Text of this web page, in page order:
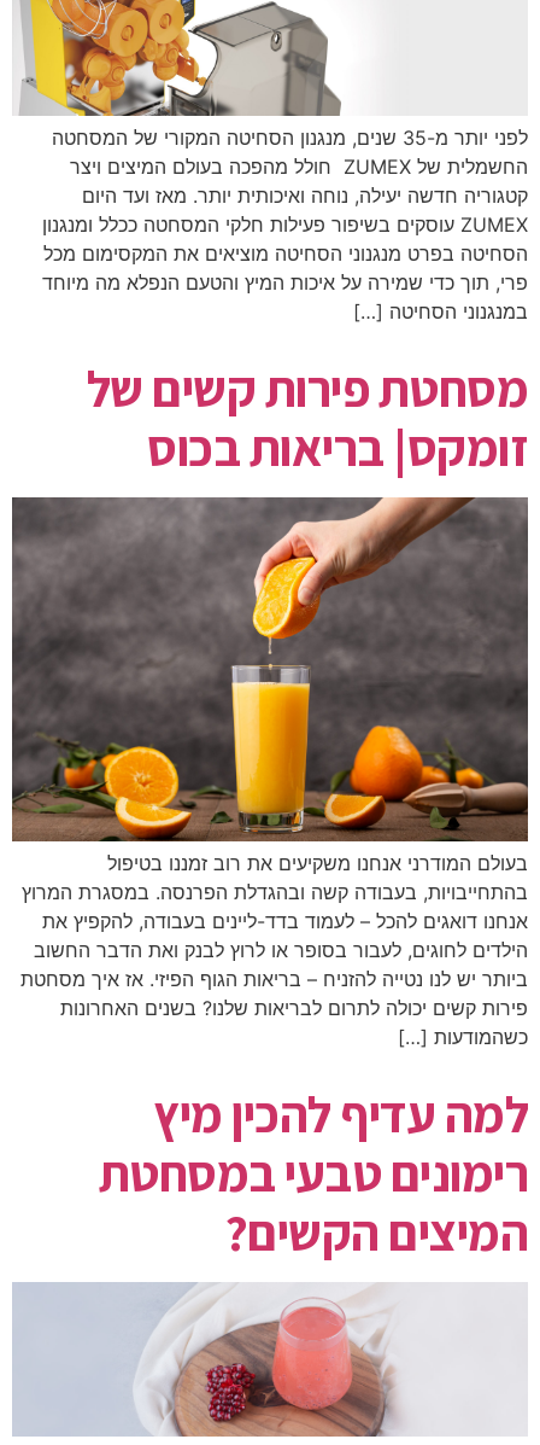
לפני יותר מ-35 שנים, מנגנון הסחיטה המקורי של המסחטה
החשמלית של ZUMEX חולל מהפכה בעולם המיצים ויצר
קטגוריה חדשה יעילה, נוחה ואיכותית יותר. מאז ועד היום
ZUMEX עוסקים בשיפור פעילות חלקי המסחטה ככלל ומנגנון
הסחיטה בפרט מנגנוני הסחיטה מוציאים את המקסימום מכל
פרי, תוך כדי שמירה על איכות המיץ והטעם הנפלא מה מיוחד
במנגנוני הסחיטה […]
מסחטת פירות קשים של
זומקס| בריאות בכוס
בעולם המודרני אנחנו משקיעים את רוב זמננו בטיפול
בהתחייבויות, בעבודה קשה ובהגדלת הפרנסה. במסגרת המרוץ
אנחנו דואגים להכל – לעמוד בדד-ליינים בעבודה, להקפיץ את
הילדים לחוגים, לעבור בסופר או לרוץ לבנק ואת הדבר החשוב
ביותר יש לנו נטייה להזניח – בריאות הגוף הפיזי. אז איך מסחטת
פירות קשים יכולה לתרום לבריאות שלנו? בשנים האחרונות
כשהמודעות […]
למה עדיף להכין מיץ
רימונים טבעי במסחטת
המיצים הקשים?